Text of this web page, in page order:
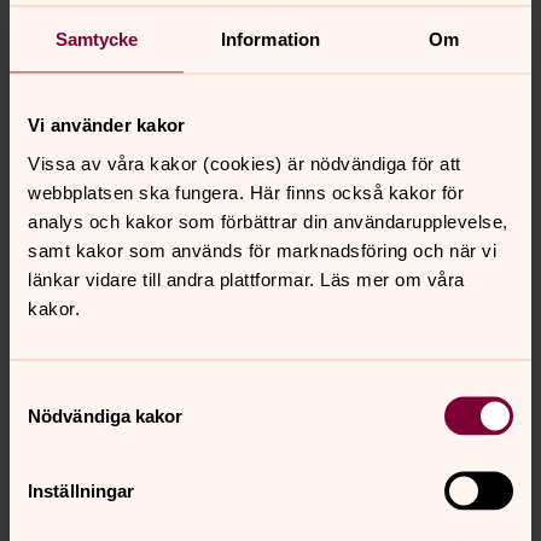
Samtycke Information Om
Vi använder kakor
Vissa av våra kakor (cookies) är nödvändiga för att
webbplatsen ska fungera. Här finns också kakor för
analys och kakor som förbättrar din användarupplevelse,
samt kakor som används för marknadsföring och när vi
länkar vidare till andra plattformar. Läs mer om våra
kakor.
Nödvändiga kakor
Inställningar
Vi erbjuder:
Bra och nyrenoverade lokaler.
Nätverk med olika aktörer i samhället.
Möjlighet till fortbildning.
Lån av bil i tjänsten.
Sista ansökan: Onsdag 2 april 2025
bro.forsamling@svenskakyrkan.se
För mer information om tjänsten
kontakta kyrkoherde